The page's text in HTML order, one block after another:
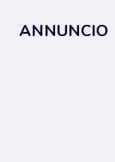
ANNUNCIO